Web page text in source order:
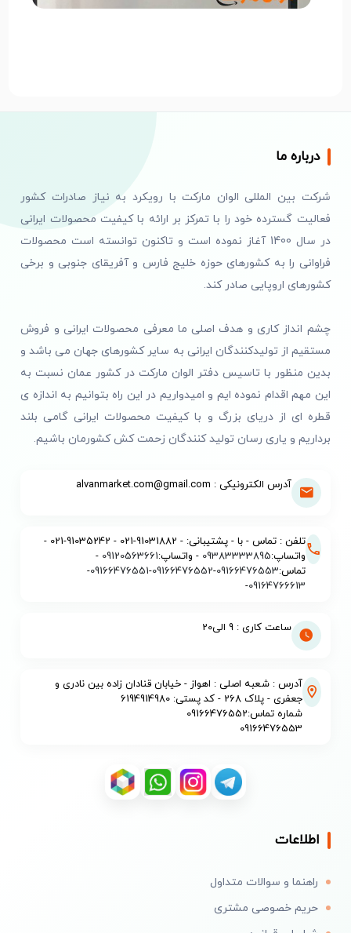
درباره ما
شرکت بین المللی الوان مارکت با رویکرد به نیاز صادرات کشور
فعالیت گسترده خود را با تمرکز بر ارائه با کیفیت محصولات ایرانی
در سال 1400 آغاز نموده است و تاکنون توانسته است محصولات
فراوانی را به کشورهای حوزه خلیج فارس و آفریقای جنوبی و برخی
کشورهای اروپایی صادر کند.
چشم انداز کاری و هدف اصلی ما معرفی محصولات ایرانی و فروش
مستقیم از تولیدکنندگان ایرانی به سایر کشورهای جهان می باشد و
بدین منظور با تاسیس دفتر الوان مارکت در کشور عمان نسبت به
این مهم اقدام نموده ایم و امیدواریم در این راه بتوانیم به اندازه ی
قطره ای از دریای بزرگ و با کیفیت محصولات ایرانی گامی بلند
برداریم و یاری رسان تولید کنندگان زحمت کش کشورمان باشیم.
آدرس الکترونیکی : alvanmarket.com@gmail.com
تلفن : تماس - با - پشتیبانی: - 91031882-021 - 91035242-021 -
واتساپ:09383333895 - واتساپ:09120563661
-
تماس:09166476553
-
09166476552
-
09166476551
-
09164766613
-
ساعت کاری : 9 الی20
آدرس : شعبه اصلی : اهواز - خیابان قنادان زاده بین نادری و
جعفری - پلاک 268 - کد پستی: 6194914980
شماره تماس:09166476552
09166476553
اطلاعات
راهنما و سوالات متداول
حریم خصوصی مشتری